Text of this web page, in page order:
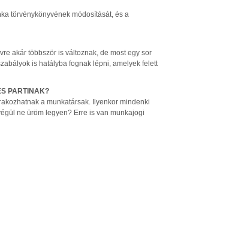
törvénykönyvének módosítását, és a
akár többször is változnak, de most egy sor
is hatályba fognak lépni, amelyek felett
PARTINAK?
a munkatársak. Ilyenkor mindenki
ne üröm legyen? Erre is van munkajogi